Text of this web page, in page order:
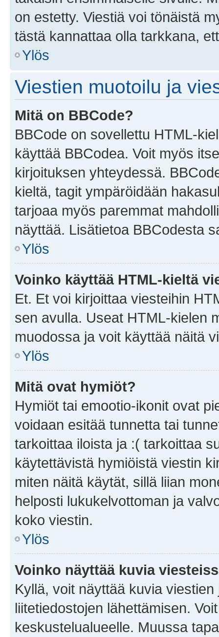
on estetty. Viestiä voi tönäistä
tästä kannattaa olla tarkkana,
Ylös
Viestien muotoilu ja
Mitä on BBCode?
BBCode on sovellettu HTML-
käyttää BBCodea. Voit myös
kirjoituksen yhteydessä.
kieltä, tagit ympäröidään
tarjoaa myös paremmat
näyttää. Lisätietoa BBCodesta
Ylös
Voinko käyttää HTML-kieltä
Et. Et voi kirjoittaa viesteihin
sen avulla. Useat HTML-kielen
muodossa ja voit käyttää näitä
Ylös
Mitä ovat hymiöt?
Hymiöt tai emootio-ikonit ovat
voidaan esitää tunnetta tai
tarkoittaa iloista ja :( tarkoittaa
käytettävistä hymiöistä viestin
miten näitä käytät, sillä liian
helposti lukukelvottoman ja
koko viestin.
Ylös
Voinko näyttää kuvia
Kyllä, voit näyttää kuvia
liitetiedostojen lähettämisen.
keskustelualueelle. Muussa